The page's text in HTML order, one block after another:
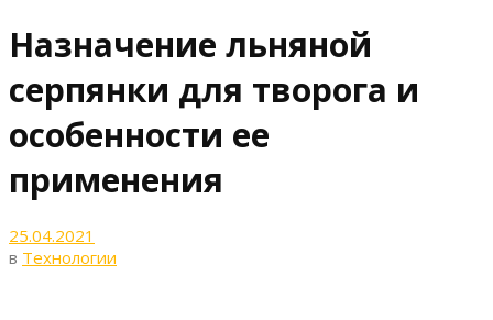
Назначение льняной
серпянки для творога и
особенности ее
применения
25.04.2021
в Технологии